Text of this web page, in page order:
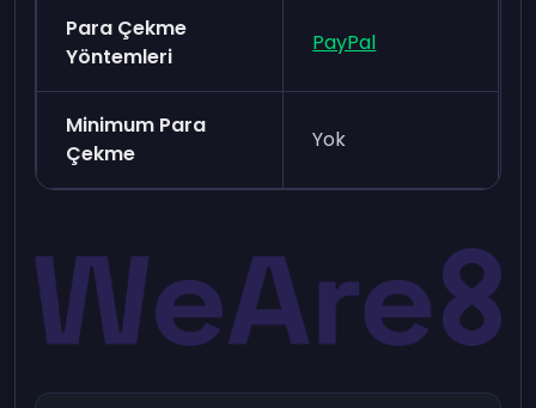
Para Çekme
Yöntemleri
PayPal
Minimum Para
Çekme
Yok